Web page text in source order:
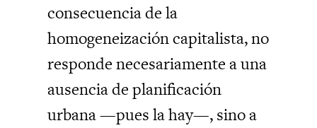
consecuencia de la
homogeneización capitalista, no
responde necesariamente a una
ausencia de planificación
urbana —pues la hay—, sino a